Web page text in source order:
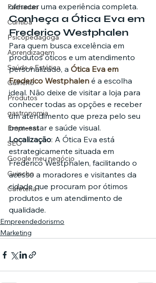
Fachadas
Curitiba
Psicopedagoga
Aprendizagem
Saúde e Estética
Guincho
Produtos
gastronomia
Empresas
SEO
Google meu negócio
Guincho
Cafeteria
oferecer uma experiência completa.
Conheça a Ótica Eva em
Frederico Westphalen
Para quem busca excelência em
produtos óticos e um atendimento
personalizado, a Ótica Eva em
Frederico Westphalen é a escolha
ideal. Não deixe de visitar a loja para
conhecer todas as opções e receber
um atendimento que preza pelo seu
bem-estar e saúde visual.
Localização: A Ótica Eva está
estrategicamente situada em
Frederico Westphalen, facilitando o
acesso a moradores e visitantes da
cidade que procuram por ótimos
produtos e um atendimento de
qualidade.
Empreendedorismo
Marketing